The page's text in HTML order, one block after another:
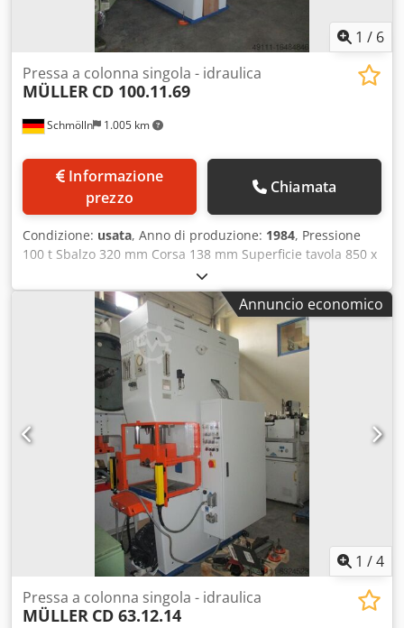
1 / 6
Schmölln 1.005 km
Pressa a colonna singola - idraulica
MÜLLER CD 100.11.69
prezzo
Chiamata
Condizione: usata, Anno di produzione: 1984, Pressione
100 t Sbalzo 320 mm Corsa 138 mm Superficie tavola 850 x
550 mm Altezza di montaggio 385 mm Capacità olio ca. 500
l Superficie del pistone 560 x 450 mm Potenza totale
richiesta 30 kW Peso macchina ca. 6,5 t Spazio richiesto ca.
1,5 x 2,0 x 3,0 m - Macchina revisionata nel 2008 -
Protezione area di lavoro con barriera fotoelettrica Sick -
Altezza di montaggio 580 mm - senza grande pistone, con
estrattore e supporto per perno - Modifica dell'impianto
idraulico a valvola proporzionale - Modifica armadio
elettrico - misurazione elettronica della corsa I seguenti
lavori sono stati eseguiti presso la nostra sede: - Ispezione
tecnica completa della macchina - Rinnovo della
verniciatura - Soft-start Siemens, pannello touch - Prima
della consegna viene effettuato un test UVV attuale con
misurazione del tempo di frenata La macchina è sicura per
lavori di carico manuale con utensile aperto. Dsdpfxot
Dctro Ai Eock
Annuncio economico
1 /4
Pressa a colonna singola - idraulica
MÜLLER CD 63.12.14